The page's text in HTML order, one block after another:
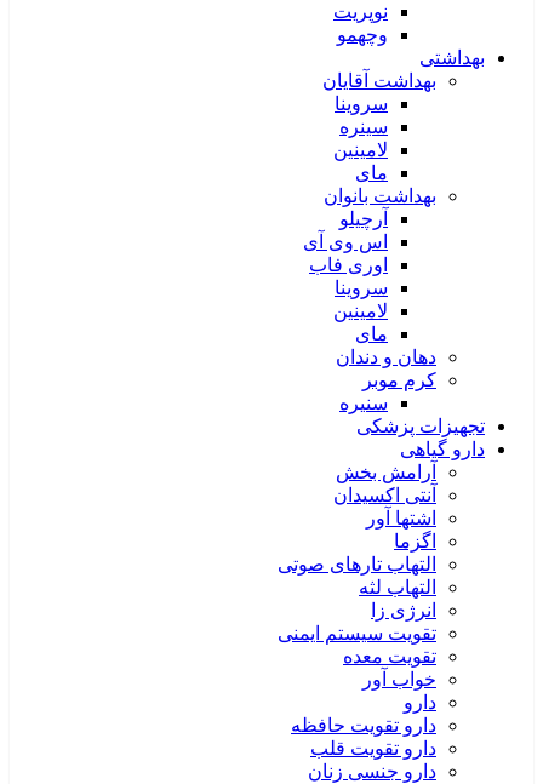
نوپریت
وچهمو
بهداشتی
بهداشت آقایان
سروینا
سینره
لامینین
مای
بهداشت بانوان
آرچیلو
اس وی آی
اوری فاب
سروینا
لامینین
مای
دهان و دندان
کرم موبر
سنیره
تجهیزات پزشکی
دارو گیاهی
آرامش بخش
آنتی اکسیدان
اشتها آور
اگزما
التهاب تارهای صوتی
التهاب لثه
انرژی زا
تقویت سیستم ایمنی
تقویت معده
خواب آور
دارو
دارو تقویت حافظه
دارو تقویت قلب
دارو جنسی زنان